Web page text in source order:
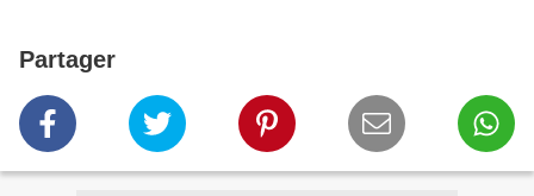
Partager